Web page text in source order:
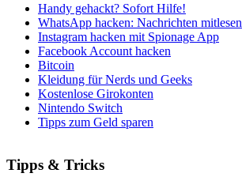
Handy gehackt? Sofort Hilfe!
WhatsApp hacken: Nachrichten mitlesen
Instagram hacken mit Spionage App
Facebook Account hacken
Bitcoin
Kleidung für Nerds und Geeks
Kostenlose Girokonten
Nintendo Switch
Tipps zum Geld sparen
Tipps & Tricks